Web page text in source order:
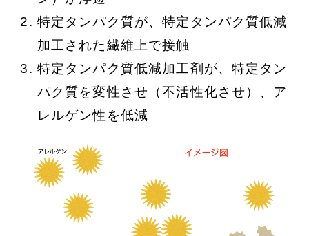
特定タンパク質が、特定タンパク質低減
加工された繊維上で接触
特定タンパク質低減加工剤が、特定タン
パク質を変性させ（不活性化させ）、ア
レルゲン性を低減